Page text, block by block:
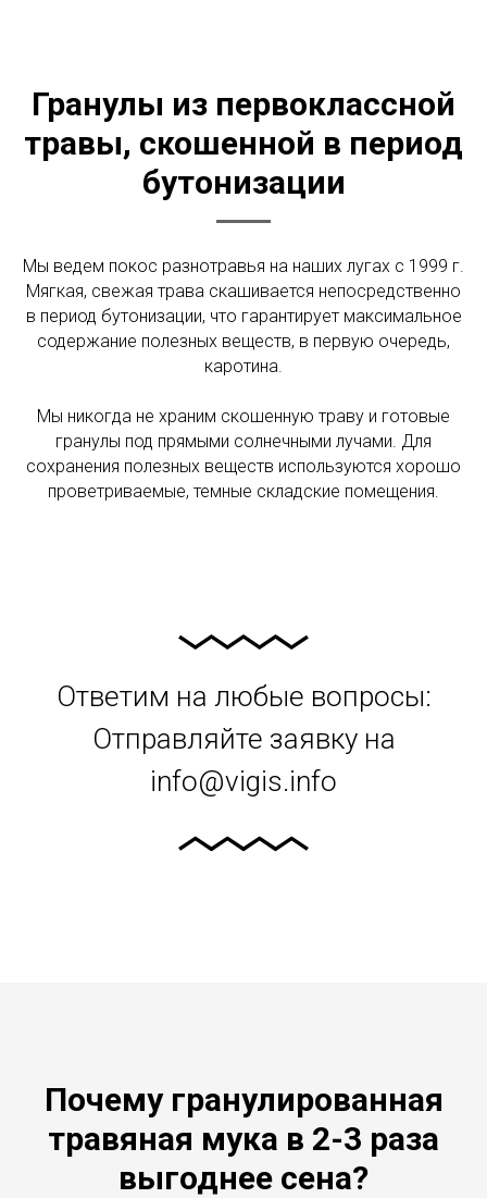
Гранулы из первоклассной
травы, скошенной в период
бутонизации
Мы ведем покос разнотравья на наших лугах с 1999 г.
Мягкая, свежая трава скашивается непосредственно
в период бутонизации, что гарантирует максимальное
содержание полезных веществ, в первую очередь,
каротина.
Мы никогда не храним скошенную траву и готовые
гранулы под прямыми солнечными лучами. Для
сохранения полезных веществ используются хорошо
проветриваемые, темные складские помещения.
Ответим на любые вопросы:
Отправляйте заявку на
info@vigis.info
Почему гранулированная
травяная мука в 2-3 раза
выгоднее сена?